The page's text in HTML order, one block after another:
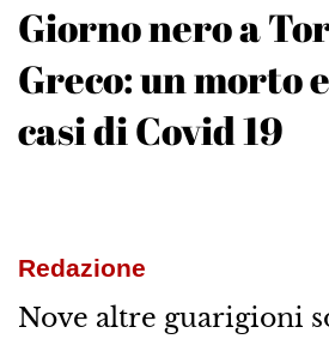
Giorno nero a
Greco: un morto
casi di Covid 19
Redazione
Nove altre guarigioni